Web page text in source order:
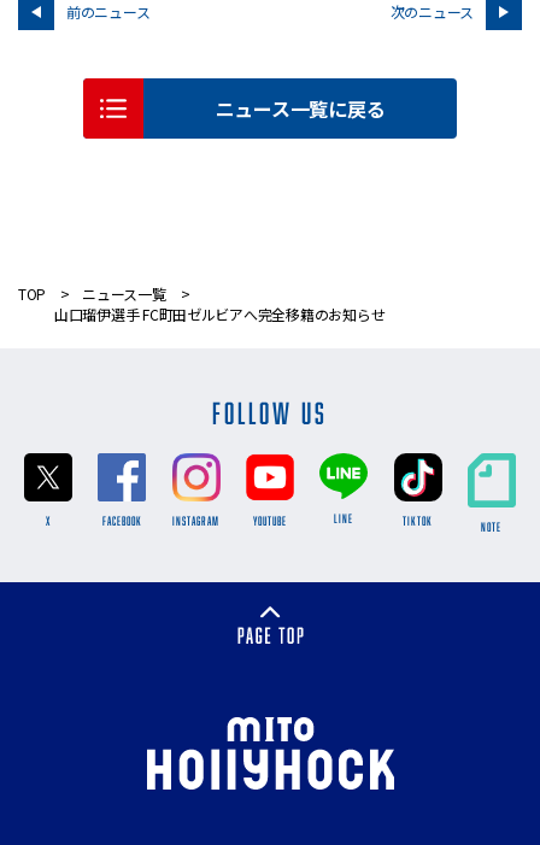
前のニュース 次のニュース
ニュース一覧に戻る
TOP
ニュース一覧
山口瑠伊選手 FC町田ゼルビアへ完全移籍のお知らせ
FOLLOW US
X FACEBOOK INSTAGRAM YOUTUBE LINE TikTok NOTE